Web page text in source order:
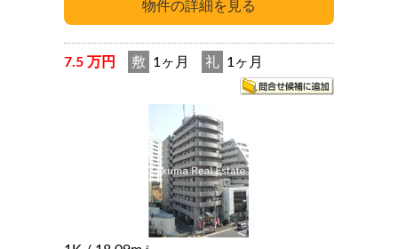
7.5 万円 敷 1ヶ月 礼 1ヶ月
2